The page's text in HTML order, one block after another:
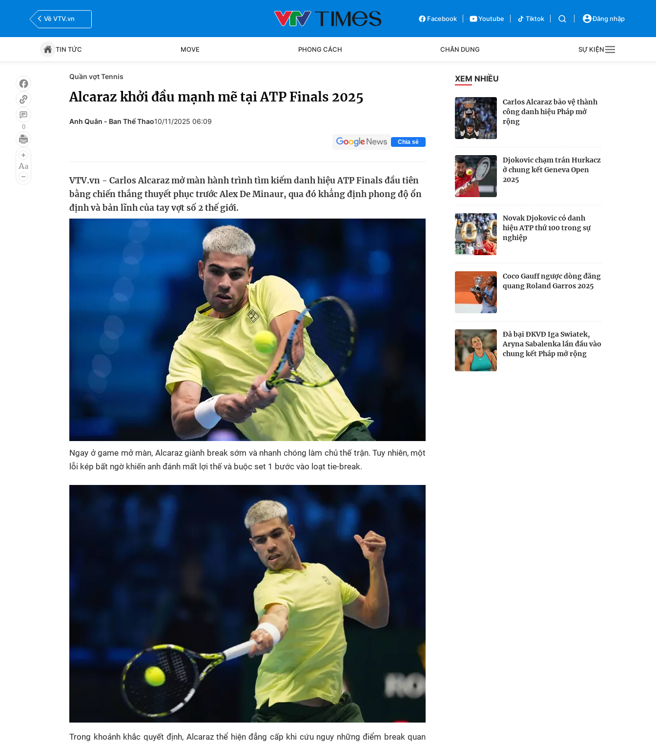
Về VTV.vn Facebook Youtube Tiktok Đăng nhập
TIN TỨC MOVE PHONG CÁCH CHÂN DUNG SỰ KIỆN
Tin tức
Bóng đá Bên lề
0
Quần vợt Tennis
Alcaraz khởi đầu mạnh mẽ tại ATP Finals 2025
Anh Quân - Ban Thể Thao10/11/2025 06:09
Chia sẻ
VTV.vn - Carlos Alcaraz mở màn hành trình tìm kiếm danh hiệu ATP Finals đầu tiên
bằng chiến thắng thuyết phục trước Alex De Minaur, qua đó khẳng định phong độ ổn
định và bản lĩnh của tay vợt số 2 thế giới.
Ngay ở game mở màn, Alcaraz giành break sớm và nhanh chóng làm chủ thế trận. Tuy nhiên, một
lỗi kép bất ngờ khiến anh đánh mất lợi thế và buộc set 1 bước vào loạt tie-break.
Trong khoảnh khắc quyết định, Alcaraz thể hiện đẳng cấp khi cứu nguy những điểm break quan
XEM NHIỀU
Carlos Alcaraz bảo vệ thành
công danh hiệu Pháp mở
rộng
Djokovic chạm trán Hurkacz
ở chung kết Geneva Open
2025
Novak Djokovic có danh
hiệu ATP thứ 100 trong sự
nghiệp
Coco Gauff ngược dòng đăng
quang Roland Garros 2025
Đả bại ĐKVĐ Iga Swiatek,
Aryna Sabalenka lần đầu vào
chung kết Pháp mở rộng